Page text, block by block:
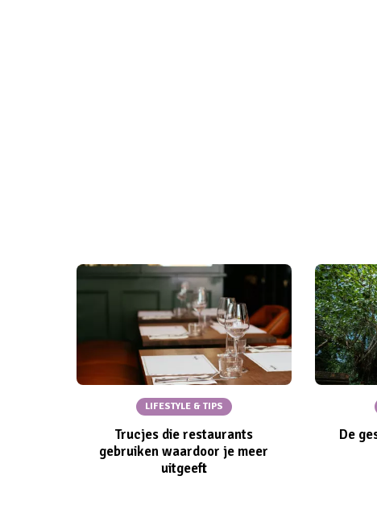
LIFESTYLE & TIPS
Trucjes die restaurants
gebruiken waardoor je meer
uitgeeft
De